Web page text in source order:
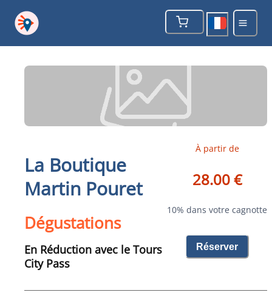
La Boutique
Martin Pouret
Dégustations
En Réduction avec le Tours
City Pass
À partir de
28.00 €
10% dans votre cagnotte
Réserver